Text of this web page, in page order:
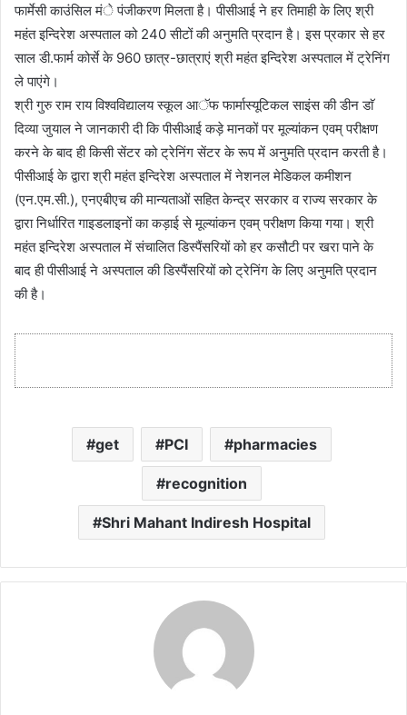
फार्मेसी काउंसिल मंे पंजीकरण मिलता है। पीसीआई ने हर तिमाही के लिए श्री
महंत इन्दिरेश अस्पताल को 240 सीटों की अनुमति प्रदान है। इस प्रकार से हर
साल डी.फार्म कोर्से के 960 छात्र-छात्राएं श्री महंत इन्दिरेश अस्पताल में ट्रेनिंग
ले पाएंगे।
श्री गुरु राम राय विश्वविद्यालय स्कूल आॅफ फार्मास्यूटिकल साइंस की डीन डाॅ
दिव्या जुयाल ने जानकारी दी कि पीसीआई कड़े मानकों पर मूल्यांकन एवम् परीक्षण
करने के बाद ही किसी सेंटर को ट्रेनिंग सेंटर के रूप में अनुमति प्रदान करती है।
पीसीआई के द्वारा श्री महंत इन्दिरेश अस्पताल में नेशनल मेडिकल कमीशन
(एन.एम.सी.), एनएबीएच की मान्यताओं सहित केन्द्र सरकार व राज्य सरकार के
द्वारा निर्धारित गाइडलाइनों का कड़ाई से मूल्यांकन एवम् परीक्षण किया गया। श्री
महंत इन्दिरेश अस्पताल में संचालित डिस्पैंसरियों को हर कसौटी पर खरा पाने के
बाद ही पीसीआई ने अस्पताल की डिस्पैंसरियों को ट्रेनिंग के लिए अनुमति प्रदान
की है।
get PCI pharmacies
recognition
Shri Mahant Indiresh Hospital